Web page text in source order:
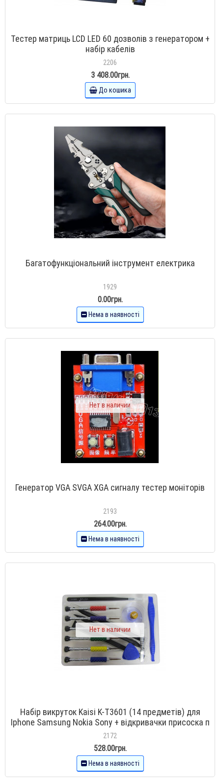
Тестер матриць LCD LED 60 дозволів з генератором +
набір кабелів
2206
3 408.00грн.
До кошика
Багатофункціональний інструмент електрика
1929
0.00грн.
Нема в наявності
Нет в наличии
Генератор VGA SVGA XGA сигналу тестер моніторів
2193
264.00грн.
Нема в наявності
Нет в наличии
Набір викруток Kaisi K-T3601 (14 предметів) для
Iphone Samsung Nokia Sony + відкривачки присоска п
2172
528.00грн.
Нема в наявності